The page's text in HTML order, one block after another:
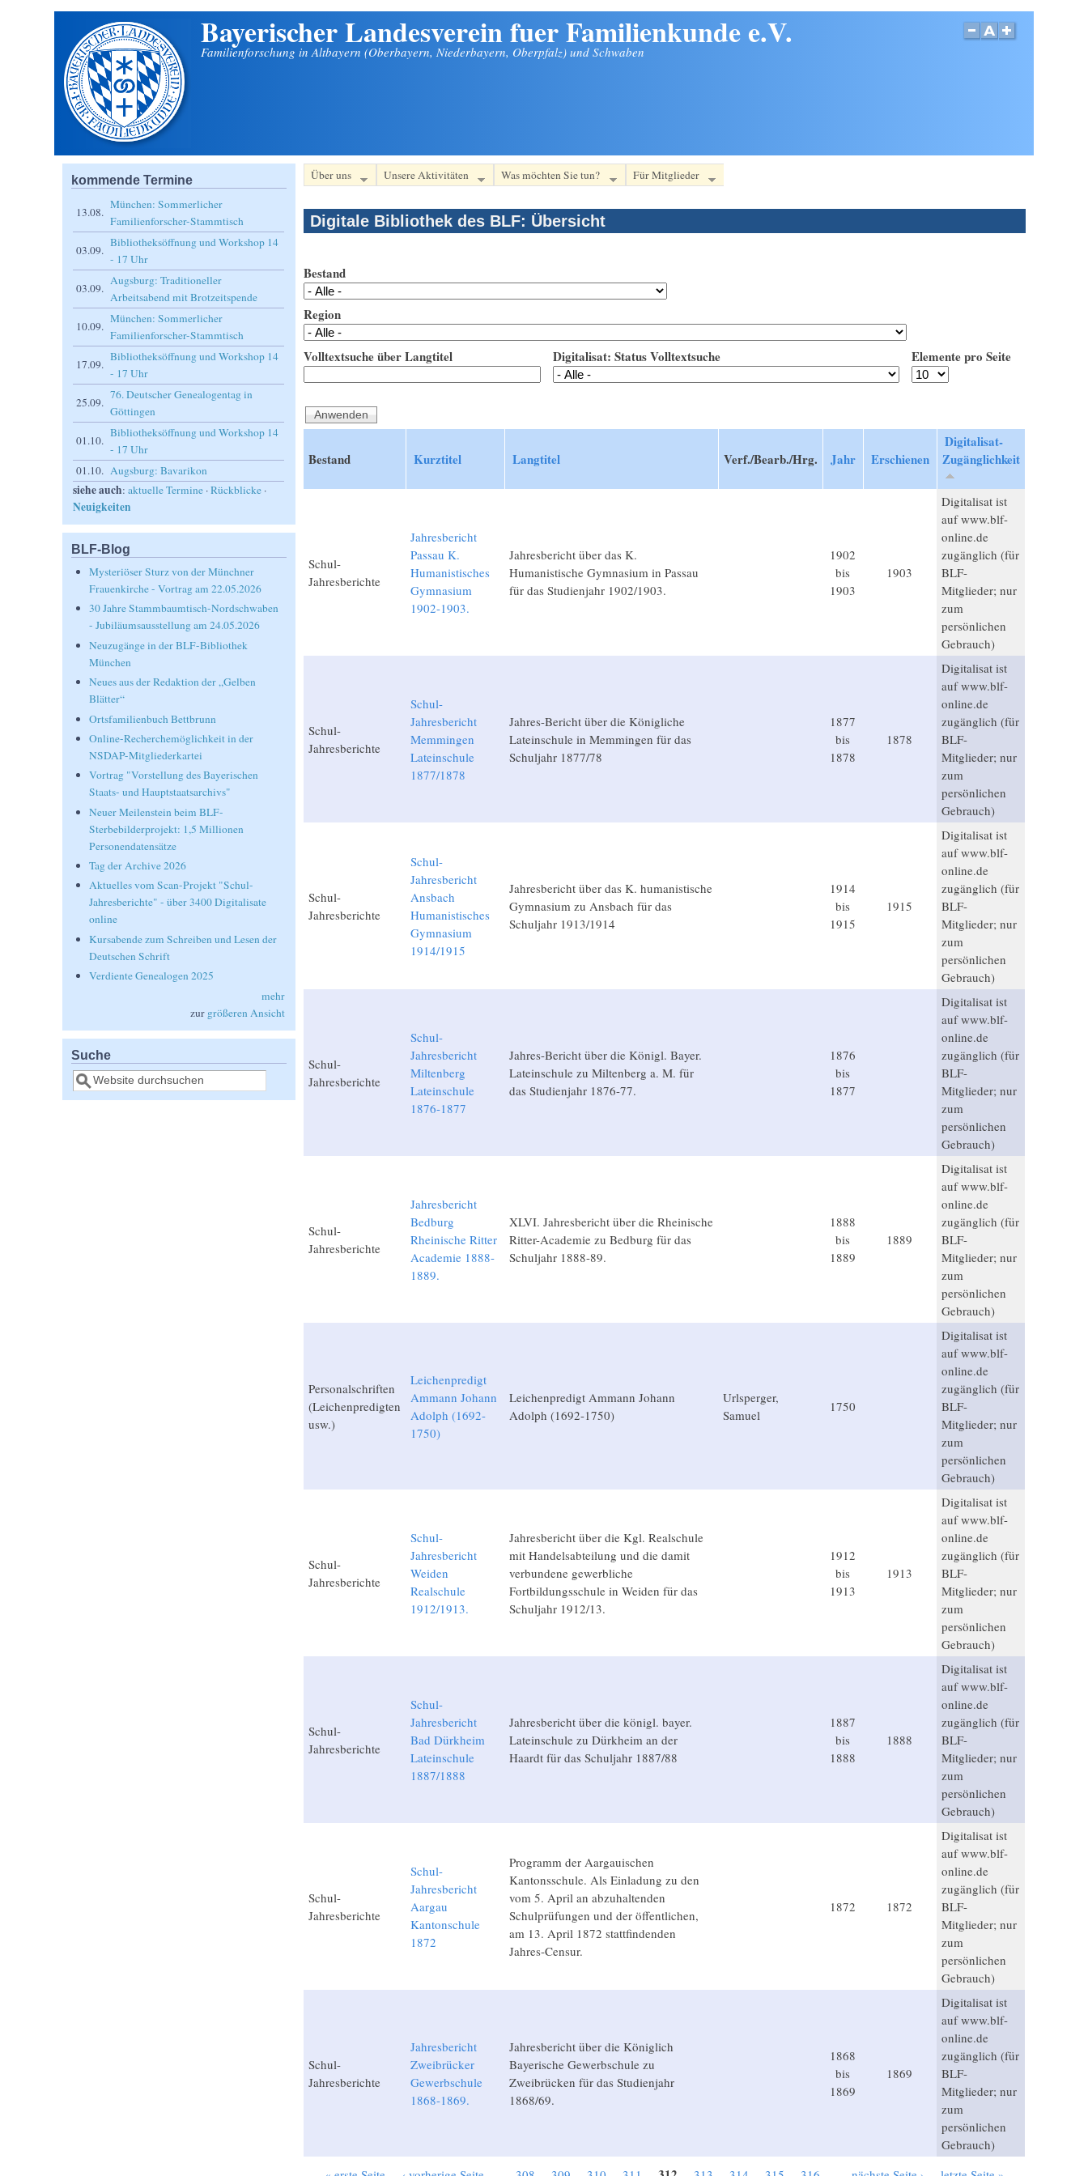
Bayerischer Landesverein fuer Familienkunde e.V.
Familienforschung in Altbayern (Oberbayern, Niederbayern, Oberpfalz) und Schwaben
Über uns Unsere Aktivitäten Was möchten Sie tun? Für Mitglieder
Digitale Bibliothek des BLF: Übersicht
Bestand
Region
Volltextsuche über Langtitel Digitalisat: Status Volltextsuche Elemente pro Seite
Bestand Kurztitel Langtitel Verf./Bearb./Hrg. Jahr Erschienen
Digitalisat-
Zugänglichkeit
Schul-
Jahresberichte
Jahresbericht
Passau K.
Humanistisches
Gymnasium
1902-1903.
Jahresbericht über das K.
Humanistische Gymnasium in Passau
für das Studienjahr 1902/1903.
1902
bis
1903
1903
Digitalisat ist
auf www.blf-
online.de
zugänglich (für
BLF-
Mitglieder; nur
zum
persönlichen
Gebrauch)
Schul-
Jahresberichte
Schul-
Jahresbericht
Memmingen
Lateinschule
1877/1878
Jahres-Bericht über die Königliche
Lateinschule in Memmingen für das
Schuljahr 1877/78
1877
bis
1878
1878
Digitalisat ist
auf www.blf-
online.de
zugänglich (für
BLF-
Mitglieder; nur
zum
persönlichen
Gebrauch)
Schul-
Jahresberichte
Schul-
Jahresbericht
Ansbach
Humanistisches
Gymnasium
1914/1915
Jahresbericht über das K. humanistische
Gymnasium zu Ansbach für das
Schuljahr 1913/1914
1914
bis
1915
1915
Digitalisat ist
auf www.blf-
online.de
zugänglich (für
BLF-
Mitglieder; nur
zum
persönlichen
Gebrauch)
Schul-
Jahresberichte
Schul-
Jahresbericht
Miltenberg
Lateinschule
1876-1877
Jahres-Bericht über die Königl. Bayer.
Lateinschule zu Miltenberg a. M. für
das Studienjahr 1876-77.
1876
bis
1877
Digitalisat ist
auf www.blf-
online.de
zugänglich (für
BLF-
Mitglieder; nur
zum
persönlichen
Gebrauch)
Schul-
Jahresberichte
Jahresbericht
Bedburg
Rheinische Ritter
Academie 1888-
1889.
XLVI. Jahresbericht über die Rheinische
Ritter-Academie zu Bedburg für das
Schuljahr 1888-89.
1888
bis
1889
1889
Digitalisat ist
auf www.blf-
online.de
zugänglich (für
BLF-
Mitglieder; nur
zum
persönlichen
Gebrauch)
Personalschriften
(Leichenpredigten
usw.)
Leichenpredigt
Ammann Johann
Adolph (1692-
1750)
Leichenpredigt Ammann Johann
Adolph (1692-1750)
Urlsperger,
Samuel
1750
Digitalisat ist
auf www.blf-
online.de
zugänglich (für
BLF-
Mitglieder; nur
zum
persönlichen
Gebrauch)
Schul-
Jahresberichte
Schul-
Jahresbericht
Weiden
Realschule
1912/1913.
Jahresbericht über die Kgl. Realschule
mit Handelsabteilung und die damit
verbundene gewerbliche
Fortbildungsschule in Weiden für das
Schuljahr 1912/13.
1912
bis
1913
1913
Digitalisat ist
auf www.blf-
online.de
zugänglich (für
BLF-
Mitglieder; nur
zum
persönlichen
Gebrauch)
Schul-
Jahresberichte
Schul-
Jahresbericht
Bad Dürkheim
Lateinschule
1887/1888
Jahresbericht über die königl. bayer.
Lateinschule zu Dürkheim an der
Haardt für das Schuljahr 1887/88
1887
bis
1888
1888
Digitalisat ist
auf www.blf-
online.de
zugänglich (für
BLF-
Mitglieder; nur
zum
persönlichen
Gebrauch)
Schul-
Jahresberichte
Schul-
Jahresbericht
Aargau
Kantonschule
1872
Programm der Aargauischen
Kantonsschule. Als Einladung zu den
vom 5. April an abzuhaltenden
Schulprüfungen und der öffentlichen,
am 13. April 1872 stattfindenden
Jahres-Censur.
1872 1872
Digitalisat ist
auf www.blf-
online.de
zugänglich (für
BLF-
Mitglieder; nur
zum
persönlichen
Gebrauch)
Schul-
Jahresberichte
Jahresbericht
Zweibrücker
Gewerbschule
1868-1869.
Jahresbericht über die Königlich
Bayerische Gewerbschule zu
Zweibrücken für das Studienjahr
1868/69.
1868
bis
1869
1869
Digitalisat ist
auf www.blf-
online.de
zugänglich (für
BLF-
Mitglieder; nur
zum
persönlichen
Gebrauch)
kommende Termine
13.08.
München: Sommerlicher
Familienforscher-Stammtisch
03.09.
Bibliotheksöffnung und Workshop 14
- 17 Uhr
03.09.
Augsburg: Traditioneller
Arbeitsabend mit Brotzeitspende
10.09.
München: Sommerlicher
Familienforscher-Stammtisch
17.09.
Bibliotheksöffnung und Workshop 14
- 17 Uhr
25.09.
76. Deutscher Genealogentag in
Göttingen
01.10.
Bibliotheksöffnung und Workshop 14
- 17 Uhr
01.10. Augsburg: Bavarikon
siehe auch:aktuelle Termine ·Rückblicke ·
Neuigkeiten
BLF-Blog
Mysteriöser Sturz von der Münchner
Frauenkirche - Vortrag am 22.05.2026
30 Jahre Stammbaumtisch-Nordschwaben
- Jubiläumsausstellung am 24.05.2026
Neuzugänge in der BLF-Bibliothek
München
Neues aus der Redaktion der „Gelben
Blätter“
Ortsfamilienbuch Bettbrunn
Online-Recherchemöglichkeit in der
NSDAP-Mitgliederkartei
Vortrag "Vorstellung des Bayerischen
Staats- und Hauptstaatsarchivs"
Neuer Meilenstein beim BLF-
Sterbebilderprojekt: 1,5 Millionen
Personendatensätze
Tag der Archive 2026
Aktuelles vom Scan-Projekt "Schul-
Jahresberichte" - über 3400 Digitalisate
online
Kursabende zum Schreiben und Lesen der
Deutschen Schrift
Verdiente Genealogen 2025
mehr
zur größeren Ansicht
Suche
Suche